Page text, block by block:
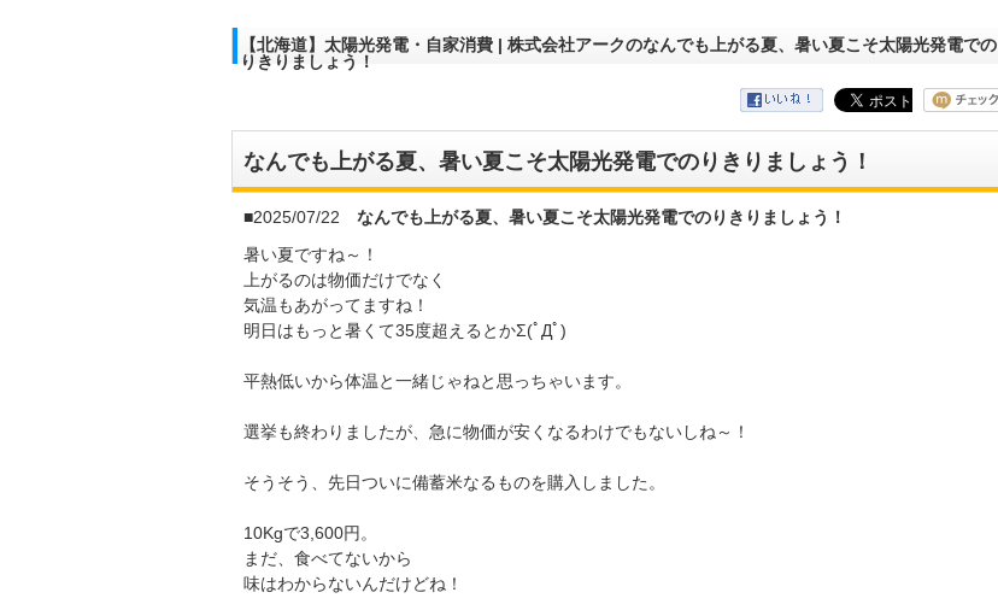
【北海道】太陽光発電・自家消費 | 株式会社アークのなんでも上がる夏、暑い夏こそ太陽光発電での
りきりましょう！
なんでも上がる夏、暑い夏こそ太陽光発電でのりきりましょう！
■2025/07/22
なんでも上がる夏、暑い夏こそ太陽光発電でのりきりましょう！
暑い夏ですね～！
上がるのは物価だけでなく
気温もあがってますね！
明日はもっと暑くて35度超えるとかΣ(ﾟДﾟ)
平熱低いから体温と一緒じゃねと思っちゃいます。
選挙も終わりましたが、急に物価が安くなるわけでもないしね～！
そうそう、先日ついに備蓄米なるものを購入しました。
10Kgで3,600円。
まだ、食べてないから
味はわからないんだけどね！